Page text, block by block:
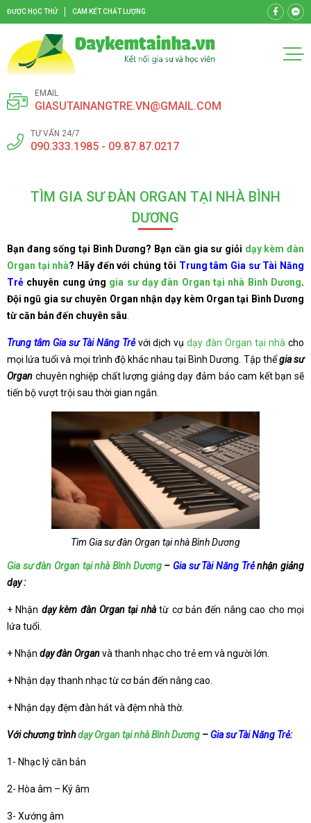
ĐƯỢC HỌC THỬ CAM KẾT CHẤT LƯỢNG
EMAIL
GIASUTAINANGTRE.VN@GMAIL.COM
TƯ VẤN 24/7
090.333.1985 - 09.87.87.0217
TÌM GIA SƯ ĐÀN ORGAN TẠI NHÀ BÌNH
DƯƠNG
Bạn đang sống tại Bình Dương? Bạn cần gia sư giỏi dạy kèm đàn
Organ tại nhà? Hãy đến với chúng tôi Trung tâm Gia sư Tài Năng
Trẻ chuyên cung ứng gia sư dạy đàn Organ tại nhà Bình Dương.
Đội ngũ gia sư chuyên Organ nhận dạy kèm Organ tại Bình Dương
từ căn bản đến chuyên sâu
Trung tâm Gia sư Tài Năng Trẻvới dịch vụdạy đàn Organ tại nhà cho
mọi lứa tuổi và mọi trình độ khác nhau tại Bình Dương. Tập thểgia sư
Organ chuyên nghiệp chất lượng giảng dạy đảm bảo cam kết bạn sẽ
tiến bộ vượt trội sau thời gian ngắn.
Tìm Gia sư đàn Organ tại nhà Bình Dương
Gia sư đàn Organ tại nhà Bình Dương– Gia sư Tài Năng Trẻnhận giảng
dạy :
+ Nhận dạy kèm đàn Organ tại nhàtừ cơ bản đến nâng cao cho mọi
lứa tuổi.
+ Nhận dạy đàn Organvà thanh nhạc cho trẻ em và người lớn.
+ Nhận dạy thanh nhạc từ cơ bản đến nâng cao.
+ Nhận dạy đệm đàn hát và đệm nhà thờ.
Với chương trìnhdạy Organ tại nhà Bình Dương – Gia sư Tài Năng Trẻ:
1- Nhạc lý căn bản
2- Hòa âm – Ký âm
3- Xướng âm